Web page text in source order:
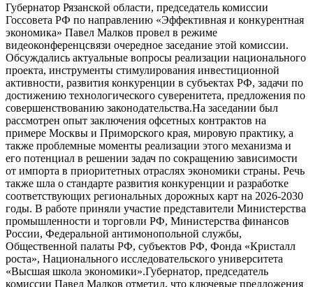
Губернатор Рязанской области, председатель комиссии
Госсовета РФ по направлению «Эффективная и конкурентная
экономика» Павел Малков провел в режиме
видеоконференцсвязи очередное заседание этой комиссии.
Обсуждались актуальные вопросы реализации национального
проекта, инструменты стимулирования инвестиционной
активности, развития конкуренции в субъектах РФ, задачи по
достижению технологического суверенитета, предложения по
совершенствованию законодательства.На заседании был
рассмотрен опыт заключения офсетных контрактов на
примере Москвы и Приморского края, мировую практику, а
также проблемные моменты реализации этого механизма и
его потенциал в решении задач по сокращению зависимости
от импорта в приоритетных отраслях экономики страны. Речь
также шла о стандарте развития конкуренции и разработке
соответствующих региональных дорожных карт на 2026-2030
годы. В работе приняли участие представители Министерства
промышленности и торговли РФ, Министерства финансов
России, Федеральной антимонопольной службы,
Общественной палаты РФ, субъектов РФ, Фонда «Кристалл
роста», Национального исследовательского университета
«Высшая школа экономики».Губернатор, председатель
комиссии Павел Малков отметил, что ключевые предложения